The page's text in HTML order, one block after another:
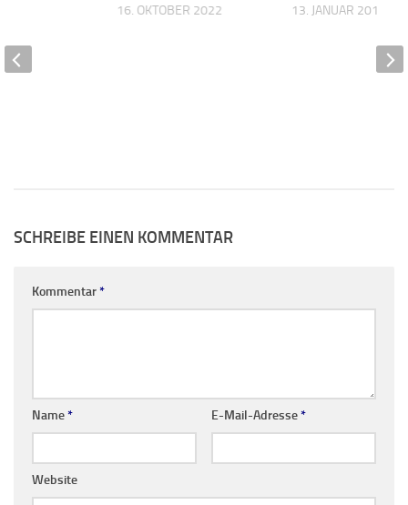
16. OKTOBER 2022 13. JANUAR 2017
SCHREIBE EINEN KOMMENTAR
Kommentar*
Name* E-Mail-Adresse*
Website